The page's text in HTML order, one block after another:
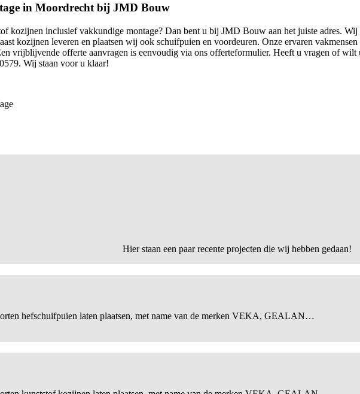
in Moordrecht bij JMD Bouw
kozijnen inclusief vakkundige montage? Dan bent u bij JMD Bouw aan het juiste adres.
kozijnen leveren en plaatsen wij ook schuifpuien en voordeuren. Onze ervaren
vrijblijvende offerte aanvragen is eenvoudig via ons offerteformulier. Heeft u vragen of wilt
Wij staan voor u klaar!
Hier staan een paar recente projecten die wij hebben gedaan!
hefschuifpuien laten plaatsen, met name van de merken VEKA, GEALAN…